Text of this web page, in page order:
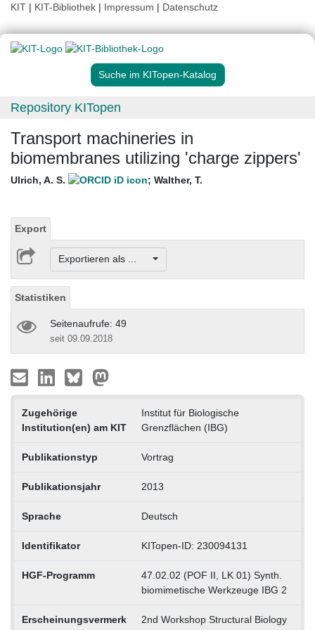
KIT | KIT-Bibliothek | Impressum | Datenschutz
Suche im KITopen-Katalog
Repository KITopen
Transport machineries in
biomembranes utilizing 'charge zippers'
Ulrich, A. S. ; Walther, T.
Export
Exportieren als ...
Statistiken
Seitenaufrufe: 49
seit 09.09.2018
Zugehörige
Institution(en) am KIT
Institut für Biologische
Grenzflächen (IBG)
Publikationstyp Vortrag
Publikationsjahr 2013
Sprache Deutsch
Identifikator KITopen-ID: 230094131
HGF-Programm
47.02.02 (POF II, LK 01) Synth.
biomimetische Werkzeuge IBG 2
Erscheinungsvermerk
2nd Workshop Structural Biology